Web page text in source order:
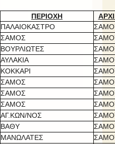
ΠΕΡΙΟΧΗ
ΠΑΛΑΙΟΚΑΣΤΡΟ
ΣΑΜΟΣ
ΒΟΥΡΛΙΩΤΕΣ
ΑΥΛΑΚΙΑ
ΚΟΚΚΑΡΙ
ΣΑΜΟΣ
ΣΑΜΟΣ
ΣΑΜΟΣ
ΑΓ.ΚΩΝ/ΝΟΣ
ΒΑΘΥ
ΜΑΝΩΛΑΤΕΣ